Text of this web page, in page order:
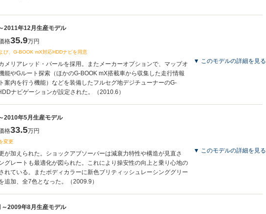
2011年12月生産モデル
格35.9万円
び、G-BOOK mX対応HDDナビを用意
メリアレッド・パールを採用。またメーカーオプションで、マップオ
能やGルート探索（ほかのG-BOOK mX搭載車から収集した走行情報
案内を行う機能）などを装備したフルセグ地デジチューナーのG-
ナビゲーションが設定された。（2010.6）
▼ このモデルの詳細を見る
2010年5月生産モデル
格33.5万円
変更
が加えられた。ショックアブソーバーは減衰力特性や構造が見直さ
グレートも最適化が図られた。これにより操安性の向上と乗り心地の
れている。またボディカラーに新色ブリティッシュレーシンググリー
追加、全7色となった。（2009.9）
▼ このモデルの詳細を見る
2009年8月生産モデル